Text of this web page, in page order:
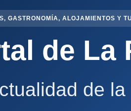
GASTRONOMÍA, ALOJAMIENTOS Y
de La
de